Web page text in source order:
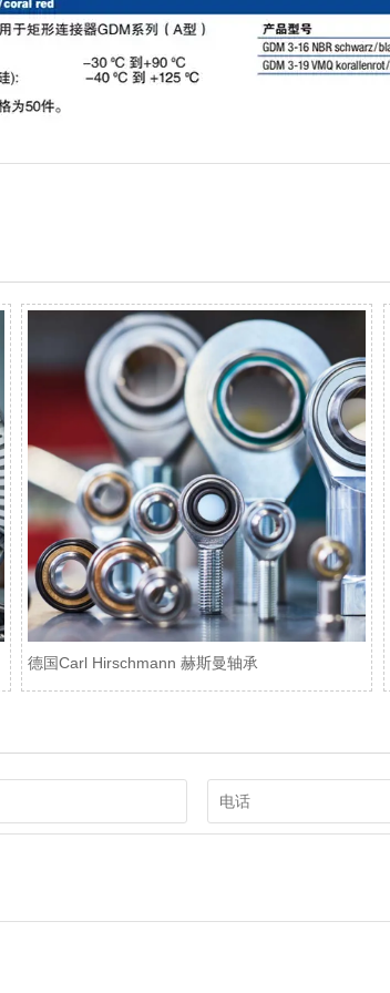
德国Carl Hirschmann 赫斯曼轴承